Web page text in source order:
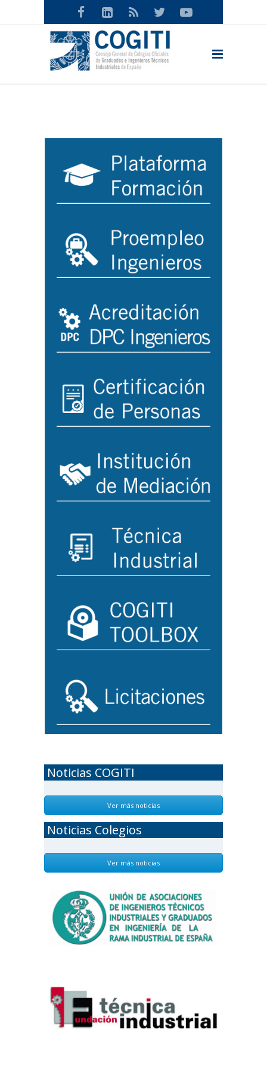
Noticias COGITI
Ver más noticias
Noticias Colegios
Ver más noticias